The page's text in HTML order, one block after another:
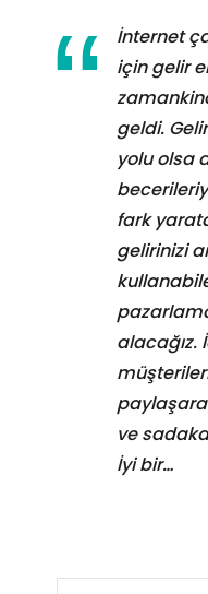
İnternet
için gelir
geldi.
yolu olsa
fark
gelirinizi
alacağız.
ve
İyi bir…